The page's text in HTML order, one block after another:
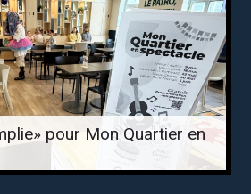
pour Mon Quartier en